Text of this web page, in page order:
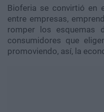
Bioferia se convirtió en
entre empresas,
romper los esquemas
consumidores que
promoviendo, así, la